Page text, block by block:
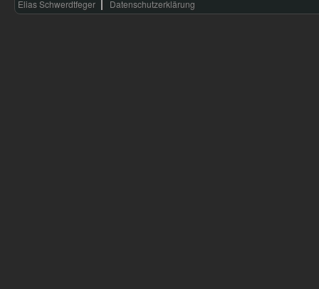
Elias Schwerdtfeger Datenschutzerklärung